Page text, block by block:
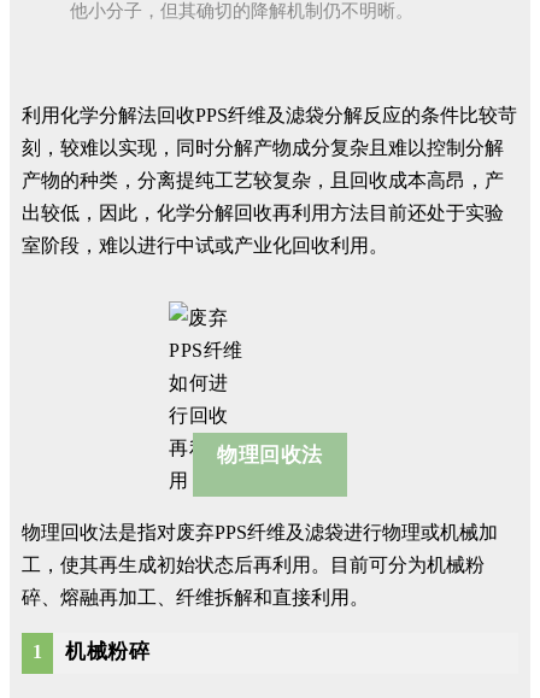
他小分子，但其确切的降解机制仍不明晰。
利用化学分解法回收PPS纤维及滤袋分解反应的条件比较苛
刻，较难以实现，同时分解产物成分复杂且难以控制分解
产物的种类，分离提纯工艺较复杂，且回收成本高昂，产
出较低，因此，化学分解回收再利用方法目前还处于实验
室阶段，难以进行中试或产业化回收利用。
物理回收法
物理回收法是指对废弃PPS纤维及滤袋进行物理或机械加
工，使其再生成初始状态后再利用。目前可分为机械粉
碎、熔融再加工、纤维拆解和直接利用。
1 机械粉碎